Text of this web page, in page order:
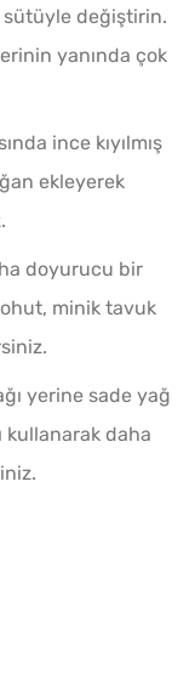
sütüyle değiştirin.
yanında çok
ince kıyılmış
ekleyerek
doyurucu bir
minik tavuk
yerine sade yağ
kullanarak daha